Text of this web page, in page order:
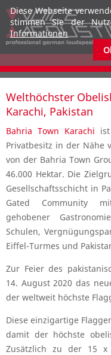
Welthöchster
Karachi, Pakistan
Bahria Town Karachi
Privatbesitz in der Nähe
von der Bahria Town
46.000 Hektar. Die
Gesellschaftsschicht in
Gated Community
gehobener
Schulen,
Eiffel-Turmes und
Zur Feier des
14. August 2020 das
der weltweit höchste
Diese einzigartige
damit der höchste
Zusätzlich zu der 15 x
Diese Webseite
stimmen Sie der
Informationen